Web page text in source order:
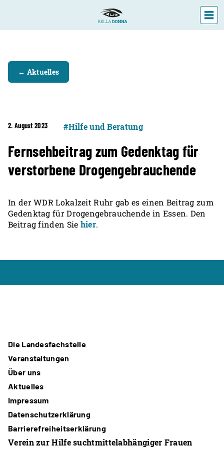
DIE LANDESFACHSTELLE
VERANSTALTUNGEN
AKTUELLES
← Aktuelles
2. August 2023 #Hilfe und Beratung
Fernsehbeitrag zum Gedenktag für
verstorbene Drogengebrauchende
In der WDR Lokalzeit Ruhr gab es einen Beitrag zum
Gedenktag für Drogengebrauchende in Essen. Den
Beitrag finden Sie hier.
Die Landesfachstelle
Veranstaltungen
Über uns
Aktuelles
Impressum
Datenschutzerklärung
Barrierefreiheitserklärung
Verein zur Hilfe suchtmittelabhängiger Frauen